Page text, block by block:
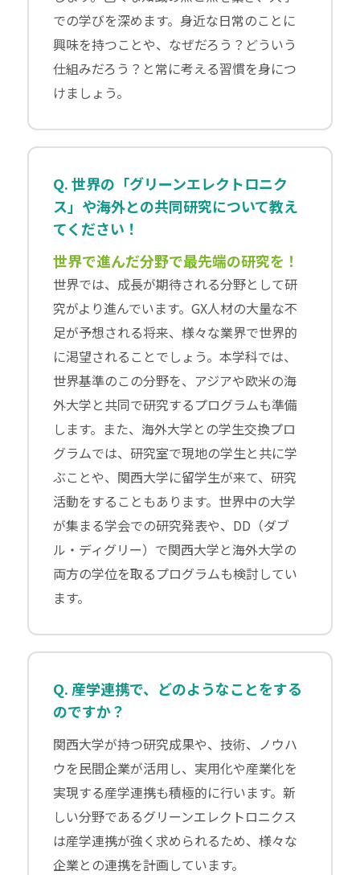
での学びを深めます。身近な日常のことに
興味を持つことや、なぜだろう？どういう
仕組みだろう？と常に考える習慣を身につ
けましょう。
Q. 世界の「グリーンエレクトロニク
ス」や海外との共同研究について教え
てください！
世界で進んだ分野で最先端の研究を！
世界では、成長が期待される分野として研
究がより進んでいます。GX人材の大量な不
足が予想される将来、様々な業界で世界的
に渇望されることでしょう。本学科では、
世界基準のこの分野を、アジアや欧米の海
外大学と共同で研究するプログラムも準備
します。また、海外大学との学生交換プロ
グラムでは、研究室で現地の学生と共に学
ぶことや、関西大学に留学生が来て、研究
活動をすることもあります。世界中の大学
が集まる学会での研究発表や、DD（ダブ
ル・ディグリー）で関西大学と海外大学の
両方の学位を取るプログラムも検討してい
ます。
Q. 産学連携で、どのようなことをする
のですか？
関西大学が持つ研究成果や、技術、ノウハ
ウを民間企業が活用し、実用化や産業化を
実現する産学連携も積極的に行います。新
しい分野であるグリーンエレクトロニクス
は産学連携が強く求められるため、様々な
企業との連携を計画しています。